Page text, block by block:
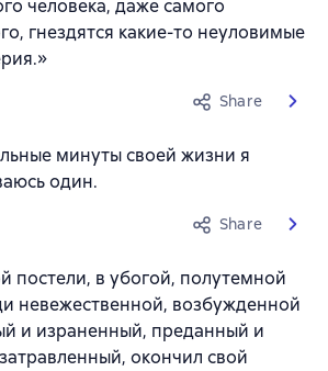
человека, даже самого
гнездятся какие-то неуловимые
Share
минуты своей жизни я
один.
Share
постели, в убогой, полутемной
невежественной, возбужденной
и израненный, преданный и
окончил свой